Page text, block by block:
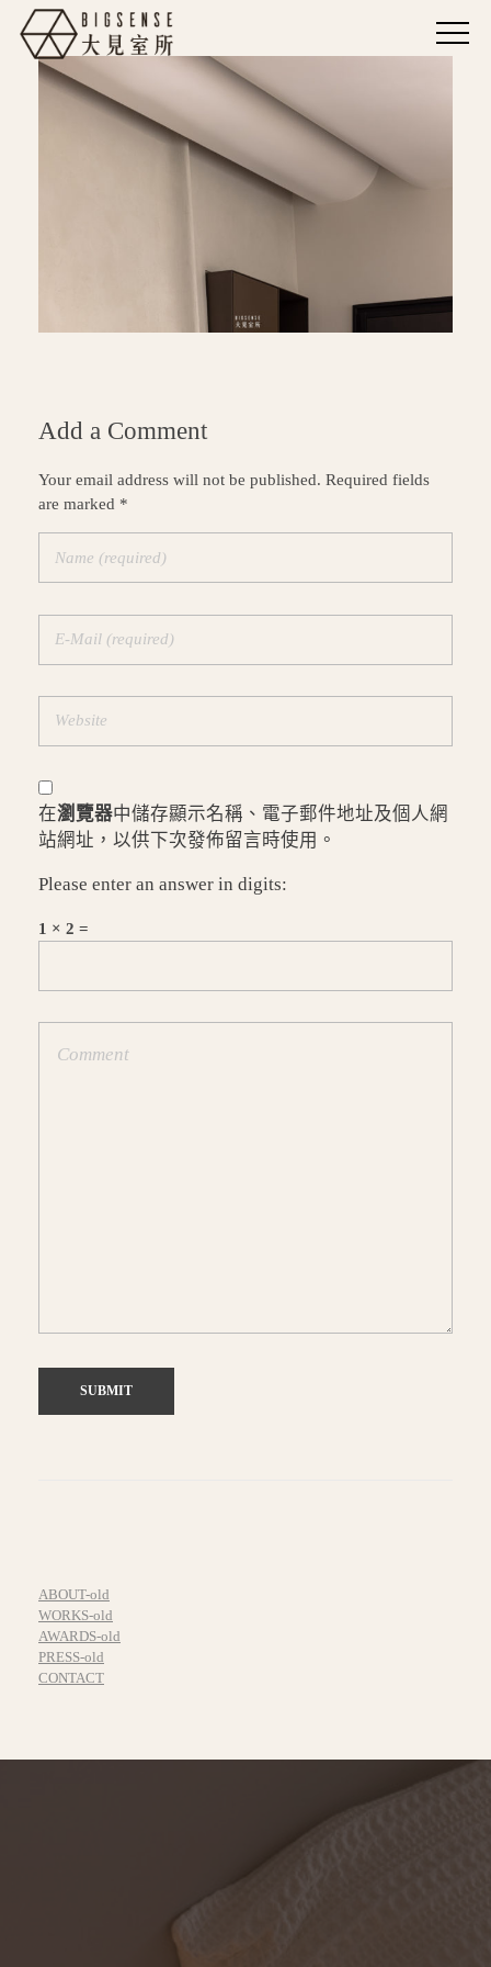
Add a Comment
Your email address will not be published. Required fields
are marked *
在瀏覽器中儲存顯示名稱、電子郵件地址及個人網
站網址，以供下次發佈留言時使用。
Please enter an answer in digits:
1 × 2 =
ABOUT-old
WORKS-old
AWARDS-old
PRESS-old
CONTACT